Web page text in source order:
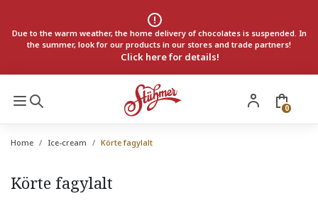
Due to the warm weather, the home delivery of chocolates is suspended. In
the summer, look for our products in our stores and trade partners!
Click here for details!
0
Home Ice-cream Körte fagylalt
Körte fagylalt